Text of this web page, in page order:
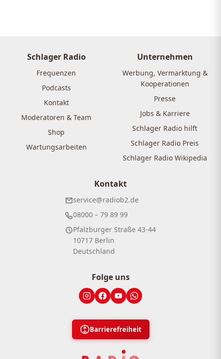
Schlager Radio
Frequenzen
Podcasts
Kontakt
Moderatoren & Team
Shop
Wartungsarbeiten
Unternehmen
Werbung, Vermarktung &
Kooperationen
Presse
Jobs & Karriere
Schlager Radio hilft
Schlager Radio Preis
Schlager Radio Wikipedia
Kontakt
service@radiob2.de
08000 – 79 89 99
Pfalzburger Straße 43-44
10717 Berlin
Deutschland
Folge uns
Barrierefreiheit